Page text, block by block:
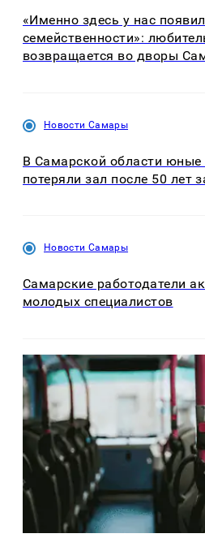
«Именно здесь у нас
семейственности»:
возвращается во дворы
Новости Самары
В Самарской области юные
потеряли зал после 50 лет
Новости Самары
Самарские работодатели
молодых специалистов